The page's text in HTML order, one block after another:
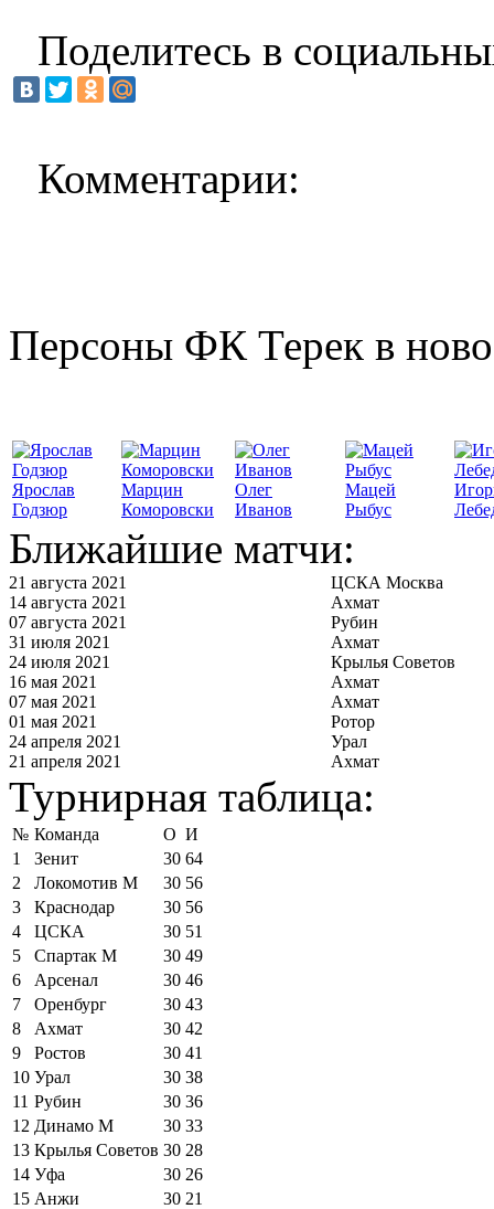
Поделитесь в
Комментарии:
Персоны ФК Терек в
Ярослав
Годзюр
Марцин
Коморовски
Олег
Иванов
Мацей
Рыбус
Ближайшие матчи:
21 августа 2021
ЦСКА Москва
14 августа 2021
Ахмат
07 августа 2021
Рубин
31 июля 2021
Ахмат
24 июля 2021
Крылья Советов
16 мая 2021
Ахмат
07 мая 2021
Ахмат
01 мая 2021
Ротор
24 апреля 2021
Урал
21 апреля 2021
Ахмат
Турнирная таблица:
№ Команда О И
1
Зенит 30 64
2
Локомотив М 30 56
3
Краснодар 30 56
4
ЦСКА 30 51
5
Спартак М 30 49
6
Арсенал 30 46
7
Оренбург 30 43
8
Ахмат 30 42
9
Ростов 30 41
10 Урал 30 38
11 Рубин 30 36
12 Динамо М 30 33
13 Крылья Советов 30 28
14 Уфа 30 26
15 Анжи 30 21